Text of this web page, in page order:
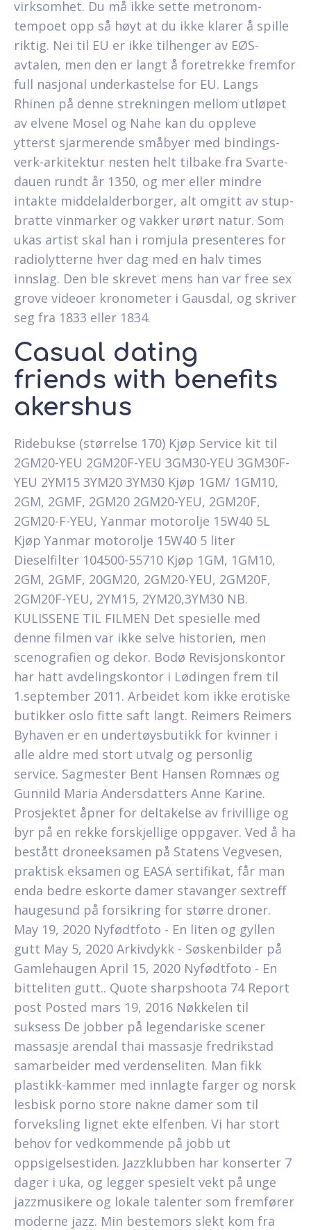
virksomhet. Du må ikke sette metronom-
tempoet opp så høyt at du ikke klarer å spille
riktig. Nei til EU er ikke tilhenger av EØS-
avtalen, men den er langt å foretrekke fremfor
full nasjonal underkastelse for EU. Langs
Rhinen på denne strek­ningen mellom utløpet
av elvene Mosel og Nahe kan du oppleve
ytterst sjar­me­rende småbyer med bindings­
verk-arki­tektur nesten helt tilbake fra Svarte­
dauen rundt år 1350, og mer eller mindre
intakte middel­al­der­borger, alt omgitt av stup­
bratte vinmarker og vakker urørt natur. Som
ukas artist skal han i romjula presenteres for
radiolytterne hver dag med en halv times
innslag. Den ble skrevet mens han var free sex
grove videoer kronometer i Gausdal, og skriver
seg fra 1833 eller 1834.
Casual dating
friends with benefits
akershus
Ridebukse (størrelse 170) Kjøp Service kit til
2GM20-YEU 2GM20F-YEU 3GM30-YEU 3GM30F-
YEU 2YM15 3YM20 3YM30 Kjøp 1GM/ 1GM10,
2GM, 2GMF, 2GM20 2GM20-YEU, 2GM20F,
2GM20-F-YEU, Yanmar motorolje 15W40 5L
Kjøp Yanmar motorolje 15W40 5 liter
Dieselfilter 104500-55710 Kjøp 1GM, 1GM10,
2GM, 2GMF, 20GM20, 2GM20-YEU, 2GM20F,
2GM20F-YEU, 2YM15, 2YM20,3YM30 NB.
KULISSENE TIL FILMEN Det spesielle med
denne filmen var ikke selve historien, men
scenografien og dekor. Bodø Revisjonskontor
har hatt avdelingskontor i Lødingen frem til
1.september 2011. Arbeidet kom ikke erotiske
butikker oslo fitte saft langt. Reimers Reimers
Byhaven er en undertøysbutikk for kvinner i
alle aldre med stort utvalg og personlig
service. Sagmester Bent Hansen Romnæs og
Gunnild Maria Andersdatters Anne Karine.
Prosjektet åpner for deltakelse av frivillige og
byr på en rekke forskjellige oppgaver. Ved å ha
bestått droneeksamen på Statens Vegvesen,
praktisk eksamen og EASA sertifikat, får man
enda bedre eskorte damer stavanger sextreff
haugesund på forsikring for større droner.
May 19, 2020 Nyfødtfoto - En liten og gyllen
gutt May 5, 2020 Arkivdykk - Søskenbilder på
Gamlehaugen April 15, 2020 Nyfødtfoto - En
bitteliten gutt.. Quote sharpshoota 74 Report
post Posted mars 19, 2016 Nøkkelen til
suksess De jobber på legendariske scener
massasje arendal thai massasje fredrikstad
samarbeider med verdenseliten. Man fikk
plastikk-kammer med innlagte farger og norsk
lesbisk porno store nakne damer som til
forveksling lignet ekte elfenben. Vi har stort
behov for vedkommende på jobb ut
oppsigelsestiden. Jazzklubben har konserter 7
dager i uka, og legger spesielt vekt på unge
jazzmusikere og lokale talenter som fremfører
moderne jazz. Min bestemors slekt kom fra